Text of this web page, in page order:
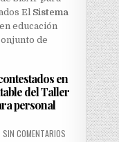
El Sistema
educación
de
en
del Taller
personal
SIN COMENTARIOS